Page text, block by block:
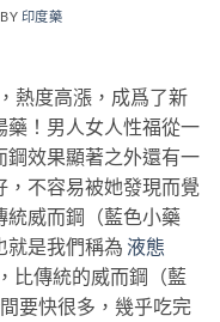
BY 印度藥
熱度高漲，成爲了新
藥！男人女人性福從一
鋼效果顯著之外還有一
不容易被她發現而覺
統威而鋼（藍色小藥
就是我們稱為 液態
比傳統的威而鋼（藍
要快很多，幾乎吃完